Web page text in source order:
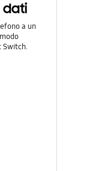
dati
a un
Switch.